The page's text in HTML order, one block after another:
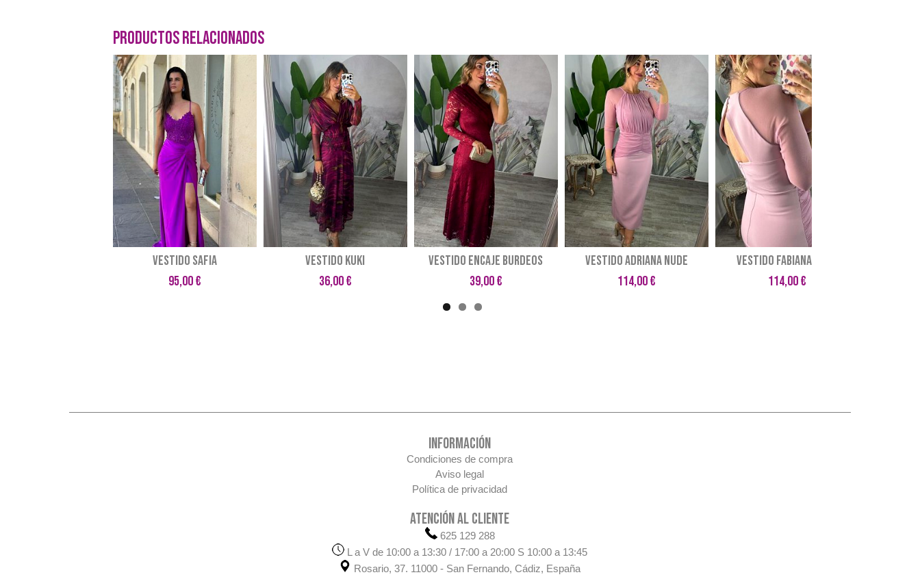
Productos Relacionados
Vestido SAFIA
95,00 €
VESTIDO KUKI
36,00 €
Vestido encaje burdeos
39,00 €
VESTIDO ADRIANA NUDE
114,00 €
VESTIDO FABIANA NUDE
114,00 €
INFORMACIÓN
Condiciones de compra
Aviso legal
Política de privacidad
ATENCIÓN AL CLIENTE
625 129 288
L a V de 10:00 a 13:30 / 17:00 a 20:00 S 10:00 a 13:45
Rosario, 37. 11000 - San Fernando, Cádiz, España